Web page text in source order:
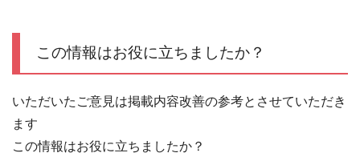
この情報はお役に立ちましたか？
いただいたご意見は掲載内容改善の参考とさせていただき
ます
この情報はお役に立ちましたか？